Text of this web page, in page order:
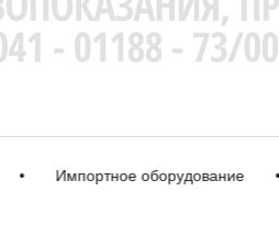
Импортное оборудование